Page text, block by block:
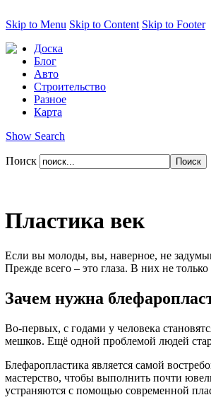
Skip to Menu Skip to Content Skip to Footer
Доска
Блог
Авто
Строительство
Разное
Карта
Show Search
Поиск
Пластика век
Если вы молоды, вы, наверное, не
Прежде всего – это глаза. В них не
Зачем нужна
Во-первых, с годами у человека
мешков. Ещё одной проблемой людей
Блефаропластика является самой
мастерство, чтобы выполнить почти
устраняются с помощью современной